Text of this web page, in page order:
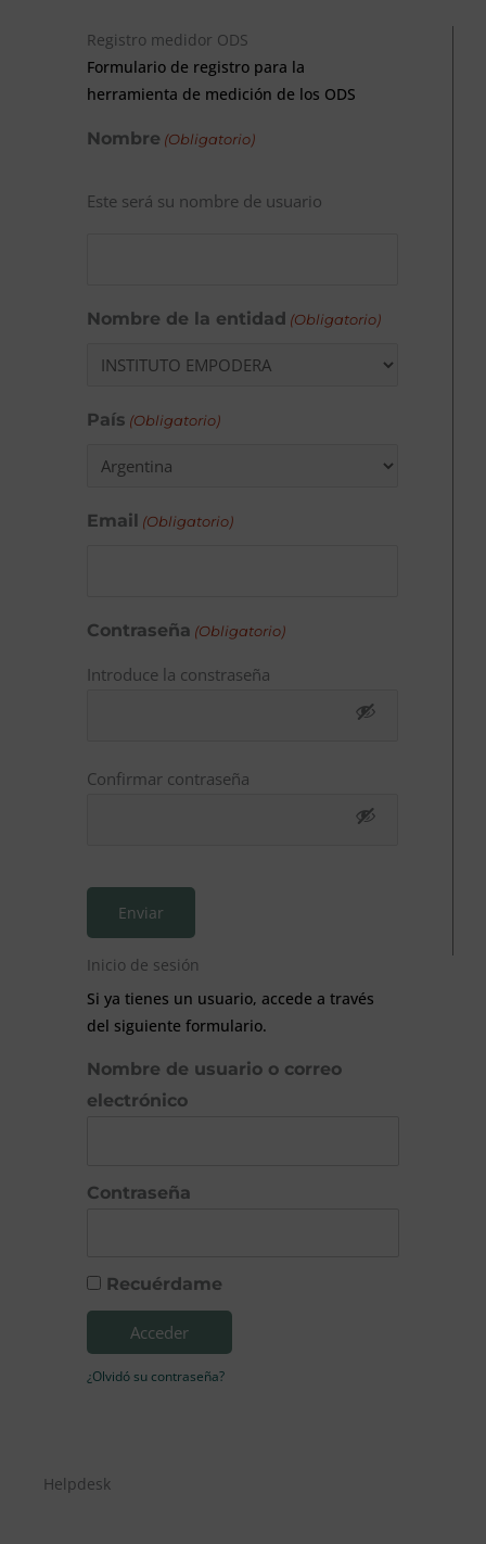
Registro medidor ODS
Formulario de registro para la
herramienta de medición de los ODS
Nombre (Obligatorio)
Este será su nombre de usuario
Nombre de la entidad (Obligatorio)
País (Obligatorio)
Email (Obligatorio)
Contraseña (Obligatorio)
Introduce la constraseña
Confirmar contraseña
Inicio de sesión
Si ya tienes un usuario, accede a través
del siguiente formulario.
Nombre de usuario o correo
electrónico
Contraseña
Recuérdame
Acceder
¿Olvidó su contraseña?
Helpdesk